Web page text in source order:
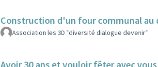
Construction d'un four communal au
Association les 3D "diversité dialogue devenir"
Avoir 30 ans et vouloir fêter avec